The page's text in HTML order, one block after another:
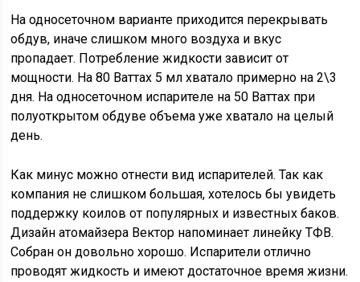
На односеточном варианте приходится перекрывать
обдув, иначе слишком много воздуха и вкус
пропадает. Потребление жидкости зависит от
мощности. На 80 Ваттах 5 мл хватало примерно на 2\3
дня. На односеточном испарителе на 50 Ваттах при
полуоткрытом обдуве объема уже хватало на целый
день.
Как минус можно отнести вид испарителей. Так как
компания не слишком большая, хотелось бы увидеть
поддержку коилов от популярных и известных баков.
Дизайн атомайзера Вектор напоминает линейку ТФВ.
Собран он довольно хорошо. Испарители отлично
проводят жидкость и имеют достаточное время жизни.